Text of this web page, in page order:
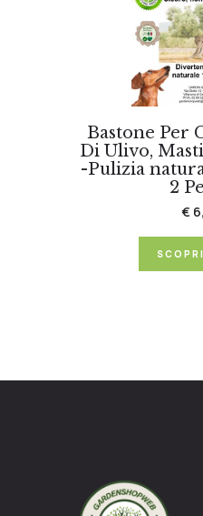
Bastone Per
Di Ulivo,
-Pulizia
2
€